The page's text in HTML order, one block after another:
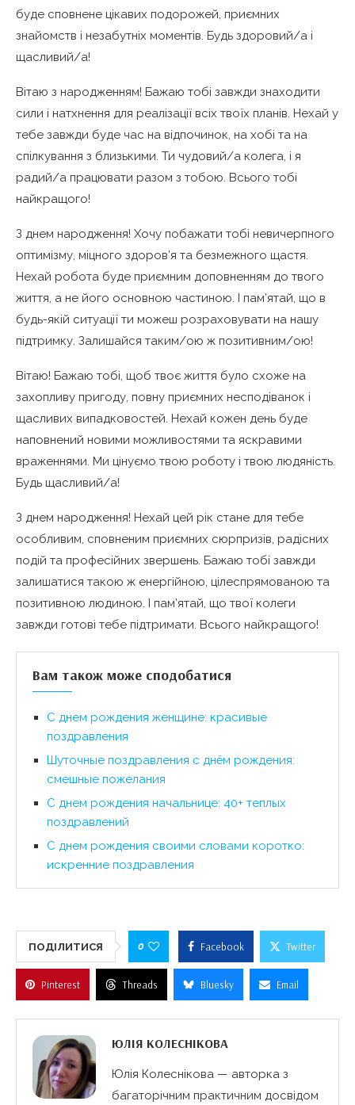
буде сповнене цікавих подорожей, приємних
знайомств і незабутніх моментів. Будь здоровий/а і
щасливий/а!
Вітаю з народженням! Бажаю тобі завжди знаходити
сили і натхнення для реалізації всіх твоїх планів. Нехай у
тебе завжди буде час на відпочинок, на хобі та на
спілкування з близькими. Ти чудовий/а колега, і я
радий/а працювати разом з тобою. Всього тобі
найкращого!
З днем народження! Хочу побажати тобі невичерпного
оптимізму, міцного здоров’я та безмежного щастя.
Нехай робота буде приємним доповненням до твого
життя, а не його основною частиною. І пам’ятай, що в
будь-якій ситуації ти можеш розраховувати на нашу
підтримку. Залишайся таким/ою ж позитивним/ою!
Вітаю! Бажаю тобі, щоб твоє життя було схоже на
захопливу пригоду, повну приємних несподіванок і
щасливих випадковостей. Нехай кожен день буде
наповнений новими можливостями та яскравими
враженнями. Ми цінуємо твою роботу і твою людяність.
Будь щасливий/а!
З днем народження! Нехай цей рік стане для тебе
особливим, сповненим приємних сюрпризів, радісних
подій та професійних звершень. Бажаю тобі завжди
залишатися такою ж енергійною, цілеспрямованою та
позитивною людиною. І пам’ятай, що твої колеги
завжди готові тебе підтримати. Всього найкращого!
Вам також може сподобатися
С днем рождения женщине: красивые
поздравления
Шуточные поздравления с днём рождения:
смешные пожелания
С днем рождения начальнице: 40+ теплых
поздравлений
С днем рождения своими словами коротко:
искренние поздравления
ПОДІЛИТИСЯ 0 Facebook Twitter
Pinterest Threads Bluesky Email
ЮЛІЯ КОЛЕСНІКОВА
Юлія Колеснікова — авторка з
багаторічним практичним досвідом